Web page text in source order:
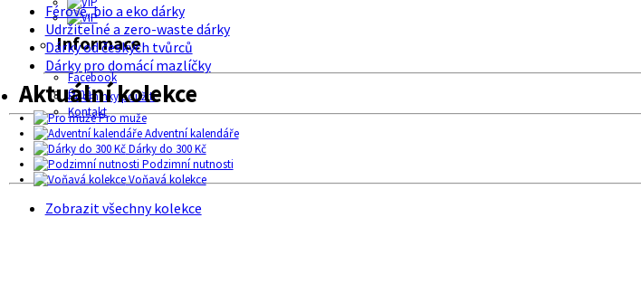
Informace
Facebook
O nás
Podmínky použití
Kontakt
Férové, bio a eko dárky
Udržitelné a zero-waste dárky
Dárky od českých tvůrců
Dárky pro domácí mazlíčky
Aktuální kolekce
Pro muže
Adventní kalendáře
Dárky do 300 Kč
Podzimní nutnosti
Voňavá kolekce
Zobrazit všechny kolekce